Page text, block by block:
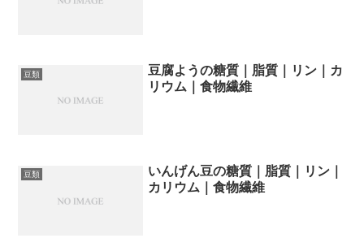
豆類
豆腐ようの糖質｜脂質｜リン｜カ
リウム｜食物繊維
豆類
いんげん豆の糖質｜脂質｜リン｜
カリウム｜食物繊維